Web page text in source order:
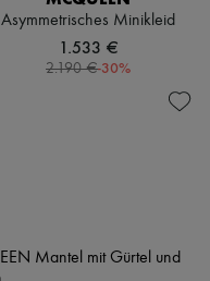
Asymmetrisches Minikleid
1.533 €
2.190 €-30%